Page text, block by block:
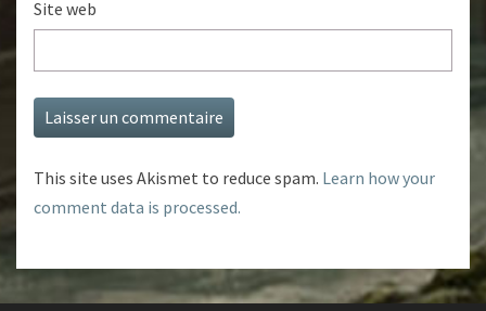
Site web
This site uses Akismet to reduce spam. Learn how your
comment data is processed.